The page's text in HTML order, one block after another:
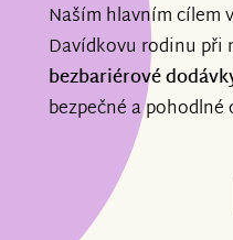
Naším hlavním cílem
Davídkovu rodinu při
bezbariérové
bezpečné a